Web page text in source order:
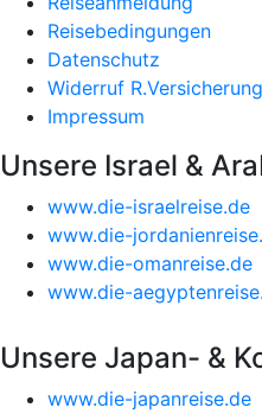
Reisebedingungen
Datenschutz
Widerruf R.Versicherung
Impressum
Unsere Israel &
www.die-israelreise.de
www.die-
www.die-omanreise.de
www.die-
Unsere Japan- &
www.die-japanreise.de